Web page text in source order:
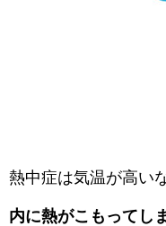
熱中症は気温が高い
内に熱がこもってし